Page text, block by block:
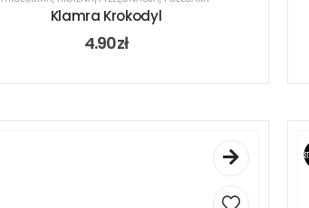
Klamra Krokodyl
4.90zł